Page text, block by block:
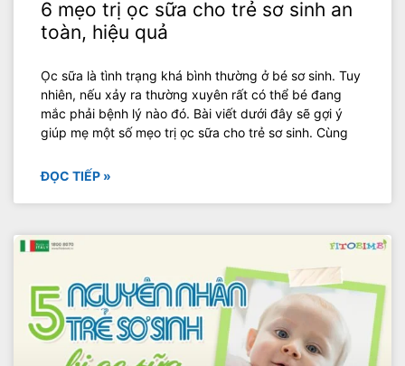
6 mẹo trị ọc sữa cho trẻ sơ sinh an
toàn, hiệu quả
Ọc sữa là tình trạng khá bình thường ở bé sơ sinh. Tuy
nhiên, nếu xảy ra thường xuyên rất có thể bé đang
mắc phải bệnh lý nào đó. Bài viết dưới đây sẽ gợi ý
giúp mẹ một số mẹo trị ọc sữa cho trẻ sơ sinh. Cùng
ĐỌC TIẾP »